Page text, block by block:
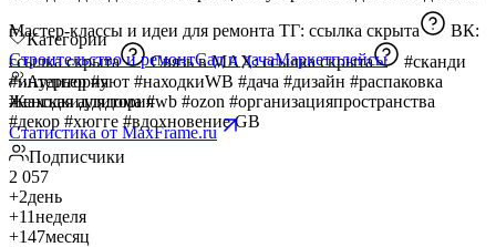
Мастер-классы и идеи для ремонта ТГ: ссылка скрыта
ВК:
ссылка скрыта
Связь в MAX:ссылка скрыта
#интерьер #уют #находкиWB #дача #дизайн #распаковка
#находкидлядома #wb #ozon #организацияпространства
#декор #хюгге #вдохновение GB
Категории
Строительство и ремонтСад и дачаМаркетплейсы
Аудитория
Женская аудитория
Статистика от MaxFrame.ru
Подписчики
2 057
+2день
+11неделя
+147месяц